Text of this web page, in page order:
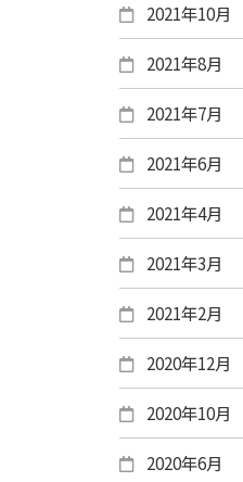
2021年10月
2021年8月
2021年7月
2021年6月
2021年4月
2021年3月
2021年2月
2020年12月
2020年10月
2020年6月